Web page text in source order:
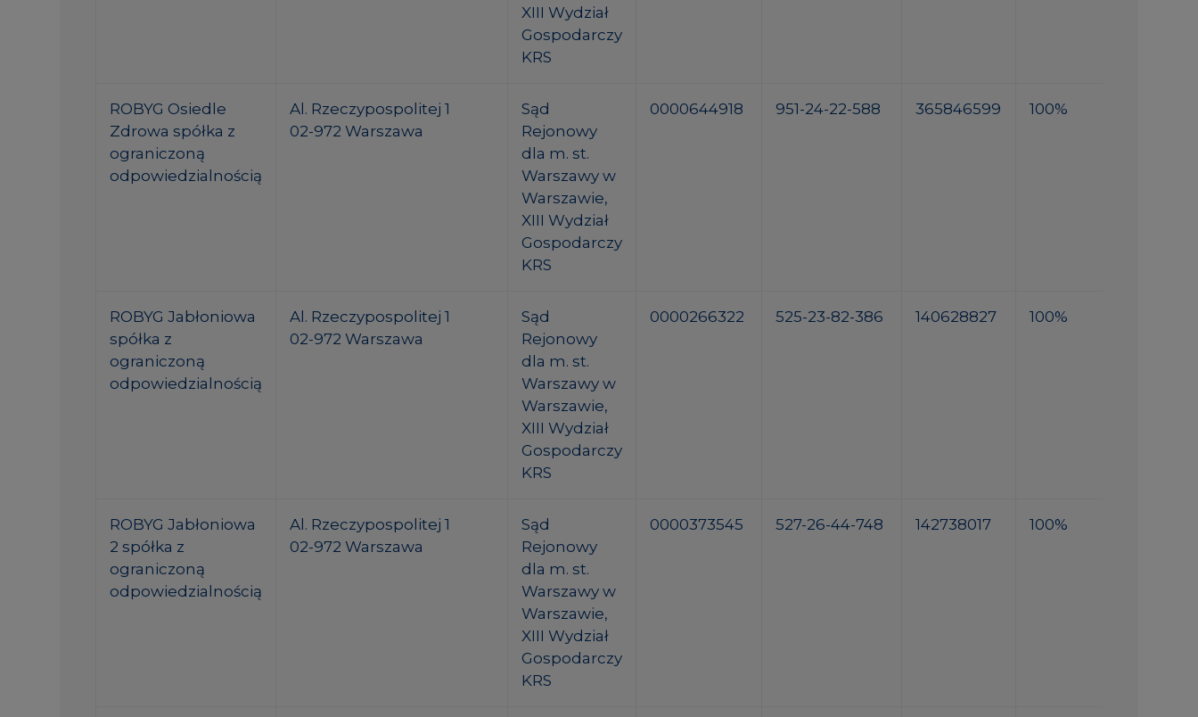
XIII Wydział
Gospodarczy
KRS
ROBYG Osiedle
Zdrowa spółka z
ograniczoną
odpowiedzialnością
Al. Rzeczypospolitej 1
02-972 Warszawa
Sąd
Rejonowy
dla m. st.
Warszawy w
Warszawie,
XIII Wydział
Gospodarczy
KRS
0000644918 951-24-22-588 365846599 100%
ROBYG Jabłoniowa
spółka z
ograniczoną
odpowiedzialnością
Al. Rzeczypospolitej 1
02-972 Warszawa
Sąd
Rejonowy
dla m. st.
Warszawy w
Warszawie,
XIII Wydział
Gospodarczy
KRS
0000266322 525-23-82-386 140628827 100%
ROBYG Jabłoniowa
2 spółka z
ograniczoną
odpowiedzialnością
Al. Rzeczypospolitej 1
02-972 Warszawa
Sąd
Rejonowy
dla m. st.
Warszawy w
Warszawie,
XIII Wydział
Gospodarczy
KRS
0000373545 527-26-44-748 142738017 100%